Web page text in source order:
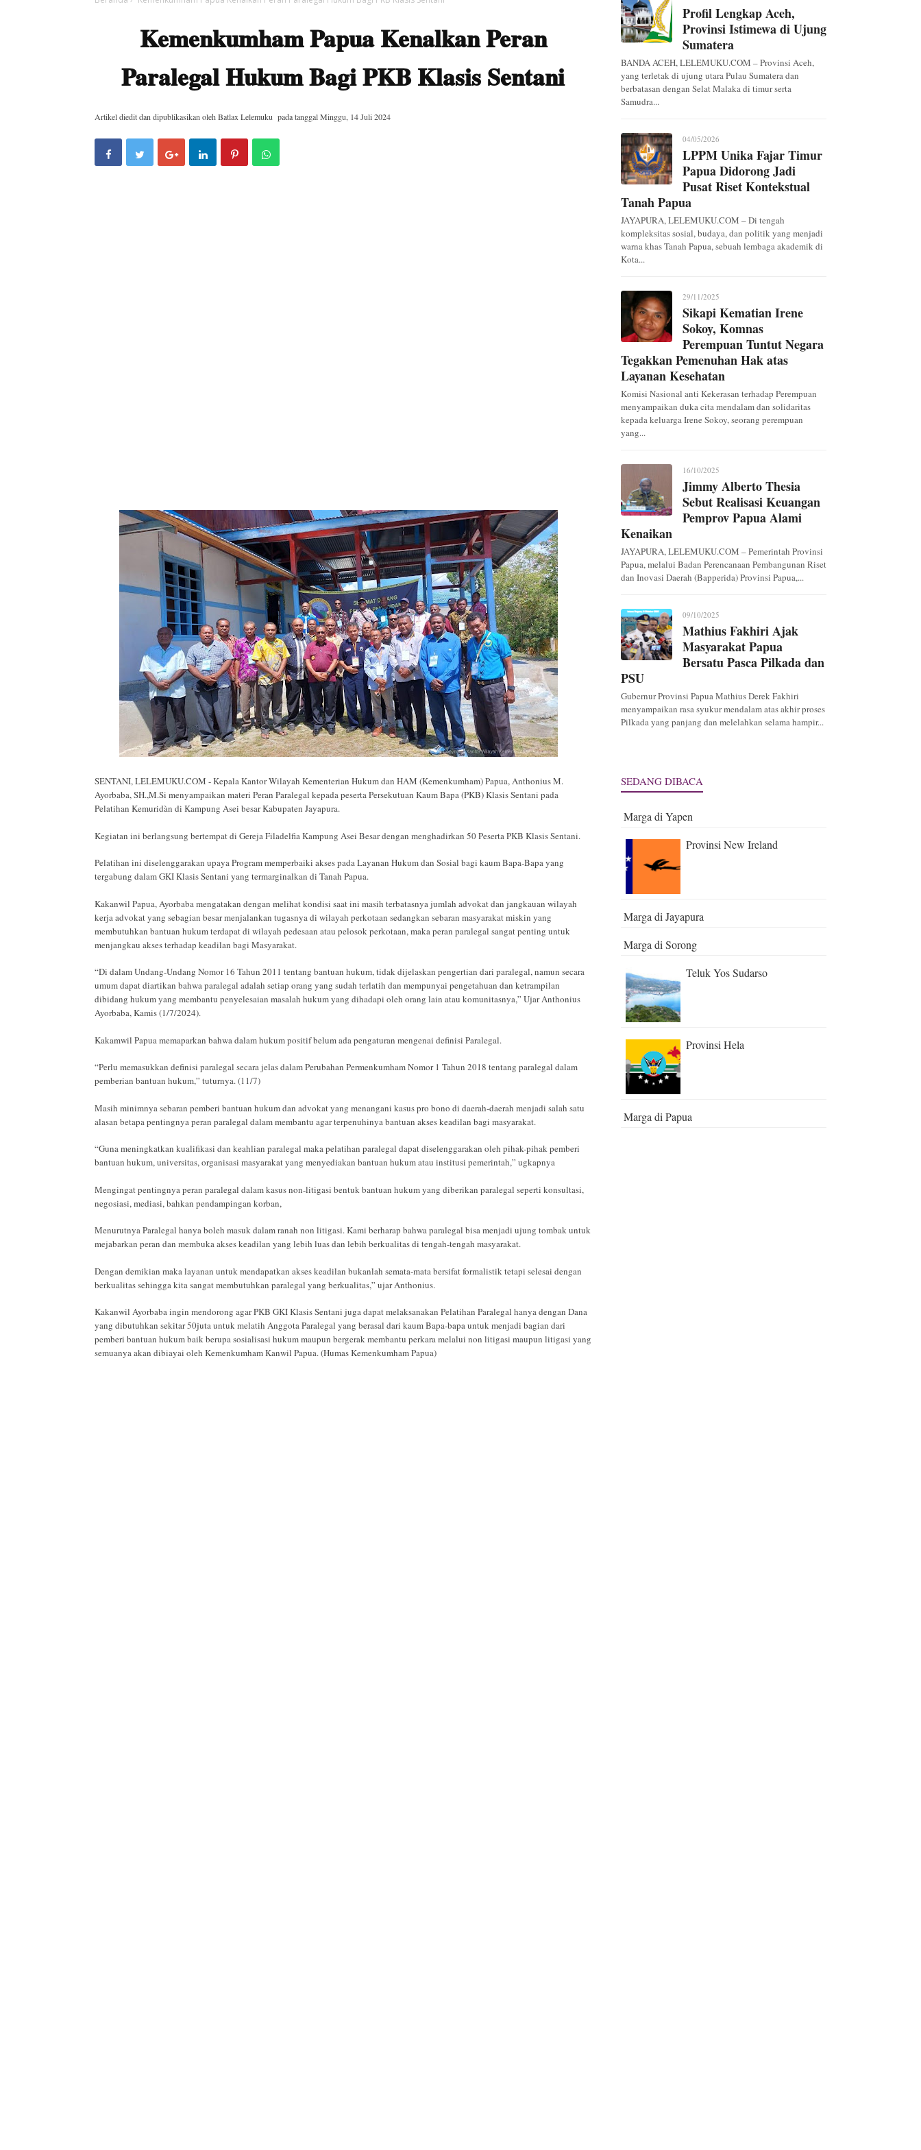
Kemenkumham Papua Kenalkan Peran
Paralegal Hukum Bagi PKB Klasis Sentani
Artikel diedit dan dipublikasikan oleh Batlax Lelemuku pada tanggalMinggu, 14 Juli 2024
SENTANI, LELEMUKU.COM - Kepala Kantor Wilayah Kementerian Hukum dan HAM (Kemenkumham) Papua, Anthonius M.
Ayorbaba, SH.,M.Si menyampaikan materi Peran Paralegal kepada peserta Persekutuan Kaum Bapa (PKB) Klasis Sentani pada
Pelatihan Kemuridàn di Kampung Asei besar Kabupaten Jayapura.
Kegiatan ini berlangsung bertempat di Gereja Filadelfia Kampung Asei Besar dengan menghadirkan 50 Peserta PKB Klasis Sentani.
Pelatihan ini diselenggarakan upaya Program memperbaiki akses pada Layanan Hukum dan Sosial bagi kaum Bapa-Bapa yang
tergabung dalam GKI Klasis Sentani yang termarginalkan di Tanah Papua.
Kakanwil Papua, Ayorbaba mengatakan dengan melihat kondisi saat ini masih terbatasnya jumlah advokat dan jangkauan wilayah
kerja advokat yang sebagian besar menjalankan tugasnya di wilayah perkotaan sedangkan sebaran masyarakat miskin yang
membutuhkan bantuan hukum terdapat di wilayah pedesaan atau pelosok perkotaan, maka peran paralegal sangat penting untuk
menjangkau akses terhadap keadilan bagi Masyarakat.
“Di dalam Undang-Undang Nomor 16 Tahun 2011 tentang bantuan hukum, tidak dijelaskan pengertian dari paralegal, namun secara
umum dapat diartikan bahwa paralegal adalah setiap orang yang sudah terlatih dan mempunyai pengetahuan dan ketrampilan
dibidang hukum yang membantu penyelesaian masalah hukum yang dihadapi oleh orang lain atau komunitasnya,” Ujar Anthonius
Ayorbaba, Kamis (1/7/2024).
Kakamwil Papua memaparkan bahwa dalam hukum positif belum ada pengaturan mengenai definisi Paralegal.
“Perlu memasukkan definisi paralegal secara jelas dalam Perubahan Permenkumham Nomor 1 Tahun 2018 tentang paralegal dalam
pemberian bantuan hukum,” tuturnya. (11/7)
Masih minimnya sebaran pemberi bantuan hukum dan advokat yang menangani kasus pro bono di daerah-daerah menjadi salah satu
alasan betapa pentingnya peran paralegal dalam membantu agar terpenuhinya bantuan akses keadilan bagi masyarakat.
“Guna meningkatkan kualifikasi dan keahlian paralegal maka pelatihan paralegal dapat diselenggarakan oleh pihak-pihak pemberi
bantuan hukum, universitas, organisasi masyarakat yang menyediakan bantuan hukum atau institusi pemerintah,” ugkapnya
Mengingat pentingnya peran paralegal dalam kasus non-litigasi bentuk bantuan hukum yang diberikan paralegal seperti konsultasi,
negosiasi, mediasi, bahkan pendampingan korban,
Menurutnya Paralegal hanya boleh masuk dalam ranah non litigasi. Kami berharap bahwa paralegal bisa menjadi ujung tombak untuk
mejabarkan peran dan membuka akses keadilan yang lebih luas dan lebih berkualitas di tengah-tengah masyarakat.
Dengan demikian maka layanan untuk mendapatkan akses keadilan bukanlah semata-mata bersifat formalistik tetapi selesai dengan
berkualitas sehingga kita sangat membutuhkan paralegal yang berkualitas,” ujar Anthonius.
Kakanwil Ayorbaba ingin mendorong agar PKB GKI Klasis Sentani juga dapat melaksanakan Pelatihan Paralegal hanya dengan Dana
yang dibutuhkan sekitar 50juta untuk melatih Anggota Paralegal yang berasal dari kaum Bapa-bapa untuk menjadi bagian dari
pemberi bantuan hukum baik berupa sosialisasi hukum maupun bergerak membantu perkara melalui non litigasi maupun litigasi yang
semuanya akan dibiayai oleh Kemenkumham Kanwil Papua. (Humas Kemenkumham Papua)
Profil Lengkap Aceh,
Provinsi Istimewa di Ujung
Sumatera
BANDA ACEH, LELEMUKU.COM – Provinsi Aceh,
yang terletak di ujung utara Pulau Sumatera dan
berbatasan dengan Selat Malaka di timur serta
Samudra...
04/05/2026
LPPM Unika Fajar Timur
Papua Didorong Jadi
Pusat Riset Kontekstual
Tanah Papua
JAYAPURA, LELEMUKU.COM – Di tengah
kompleksitas sosial, budaya, dan politik yang menjadi
warna khas Tanah Papua, sebuah lembaga akademik di
Kota...
29/11/2025
Sikapi Kematian Irene
Sokoy, Komnas
Perempuan Tuntut Negara
Tegakkan Pemenuhan Hak atas
Layanan Kesehatan
Komisi Nasional anti Kekerasan terhadap Perempuan
menyampaikan duka cita mendalam dan solidaritas
kepada keluarga Irene Sokoy, seorang perempuan
yang...
16/10/2025
Jimmy Alberto Thesia
Sebut Realisasi Keuangan
Pemprov Papua Alami
Kenaikan
JAYAPURA, LELEMUKU.COM – Pemerintah Provinsi
Papua, melalui Badan Perencanaan Pembangunan Riset
dan Inovasi Daerah (Bapperida) Provinsi Papua,...
09/10/2025
Mathius Fakhiri Ajak
Masyarakat Papua
Bersatu Pasca Pilkada dan
PSU
Gubernur Provinsi Papua Mathius Derek Fakhiri
menyampaikan rasa syukur mendalam atas akhir proses
Pilkada yang panjang dan melelahkan selama hampir...
SEDANG DIBACA
Marga di Yapen
Provinsi New Ireland
Marga di Jayapura
Marga di Sorong
Teluk Yos Sudarso
Provinsi Hela
Marga di Papua